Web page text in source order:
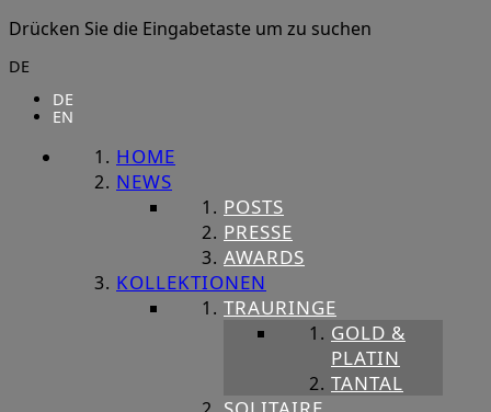
Drücken Sie die Eingabetaste um zu suchen
DE
DE
EN
HOME
NEWS
POSTS
PRESSE
AWARDS
KOLLEKTIONEN
TRAURINGE
GOLD &
PLATIN
TANTAL